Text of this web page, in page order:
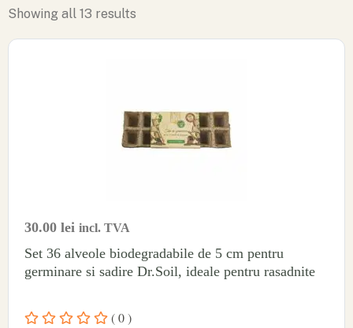
Showing all 13 results
30.00 lei incl. TVA
Set 36 alveole biodegradabile de 5 cm pentru
germinare si sadire Dr.Soil, ideale pentru rasadnite
( 0 )